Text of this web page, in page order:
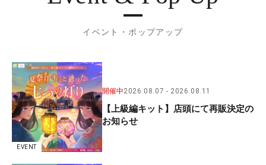
イベント・ポップアップ
EVENT
開催中2026.08.07 2026.08.11
【上級編キット】店頭にて再販決定の
お知らせ